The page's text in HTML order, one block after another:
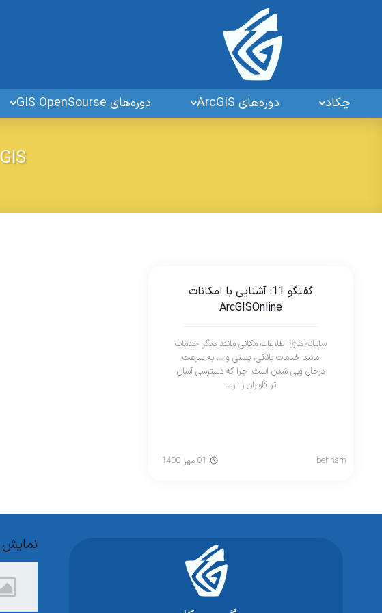
چکاد دوره‌های ArcGIS دوره‌های GIS OpenSourse
GIS برای کاربران خارج از کشور
گفتگو 11: آشنایی با امکانات
ArcGISOnline
سامانه های اطلاعات مکانی مانند دیگر خدمات
مانند خدمات بانکی، پستی و … به سرعت
درحال وبی شدن است. چرا که دسترسی آسان
تر کاربران را از…
behnam